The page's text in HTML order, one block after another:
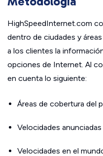
HighSpeedInternet.com
dentro de ciudades y
a los clientes la
opciones de Internet. Al
en cuenta lo siguiente:
Áreas de cobertura del
Velocidades anunciadas
Velocidades en el